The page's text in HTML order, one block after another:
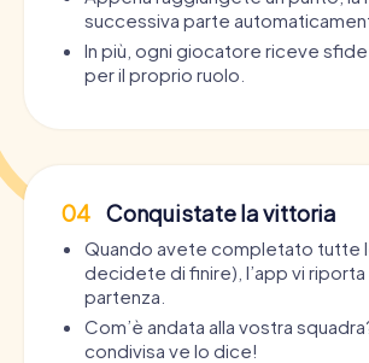
successiva parte
In più, ogni giocatore riceve
per il proprio ruolo.
04 Conquistate la vittoria
Quando avete completato tutte
decidete di finire), l’app vi riporta
partenza.
Com’è andata alla vostra
condivisa ve lo dice!